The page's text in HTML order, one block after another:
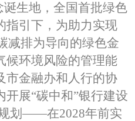
诞生地，全国首批绿色
指引下，为助力实现
减排为导向的绿色金
候环境风险的管理能
市金融办和人行的协
展“碳中和”银行建设
划——在2028年前实